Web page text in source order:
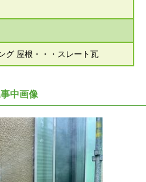
グ 屋根・・・スレート瓦
中画像